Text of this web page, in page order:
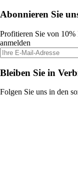
Abonnieren Sie
Profitieren Sie von 10%
anmelden
Bleiben Sie in
Folgen Sie uns in den